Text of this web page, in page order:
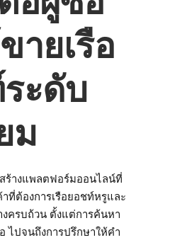
ายเรือ
ะดับ
ม
ร้างแพลตฟอร์มออนไลน์ที่
ที่ต้องการเรือยอชท์หรูและ
งครบถ้วน ตั้งแต่การค้นหา
ไปจนถึงการปรึกษาให้คำ